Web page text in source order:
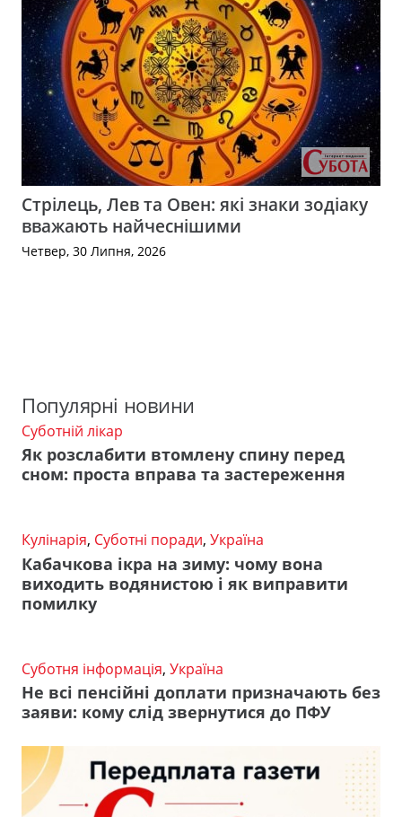
Стрілець, Лев та Овен: які знаки зодіаку
вважають найчеснішими
Четвер, 30 Липня, 2026
Популярні новини
Суботній лікар
Як розслабити втомлену спину перед
сном: проста вправа та застереження
Кулінарія, Суботні поради, Україна
Кабачкова ікра на зиму: чому вона
виходить водянистою і як виправити
помилку
Суботня інформація, Україна
Не всі пенсійні доплати призначають без
заяви: кому слід звернутися до ПФУ